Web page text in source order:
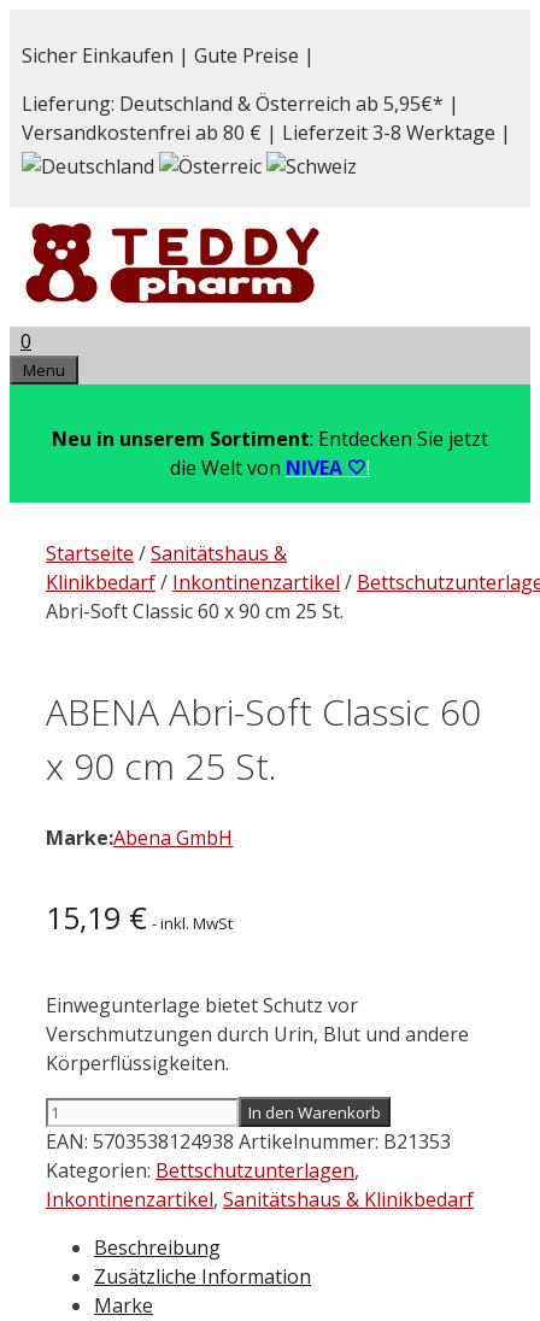
Inhalt
Sicher Einkaufen | Gute Preise |
Lieferung: Deutschland & Österreich ab 5,95€* |
Versandkostenfrei ab 80 € | Lieferzeit 3-8 Werktage |
0
Menu
Neu in unserem Sortiment: Entdecken Sie jetzt
die Welt von NIVEA 🤍!
Startseite /Sanitätshaus &
Klinikbedarf/ Inkontinenzartikel /
Abri-Soft Classic 60 x 90 cm 25 St.
ABENA Abri-Soft Classic 60
x 90 cm 25 St.
Marke:Abena GmbH
15,19 € - inkl. MwSt
Einwegunterlage bietet Schutz vor
Verschmutzungen durch Urin, Blut und andere
Körperflüssigkeiten.
ABENA
Abri-
Soft
Classic
In den Warenkorb
EAN: 5703538124938 Artikelnummer: B21353
Kategorien: Bettschutzunterlagen,
Inkontinenzartikel, Sanitätshaus & Klinikbedarf
Beschreibung
Zusätzliche Information
Marke